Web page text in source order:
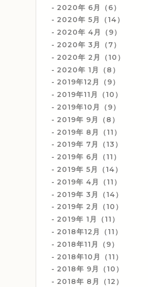
2020年 6月（6）
2020年 5月（14）
2020年 4月（9）
2020年 3月（7）
2020年 2月（10）
2020年 1月（8）
2019年12月（9）
2019年11月（10）
2019年10月（9）
2019年 9月（8）
2019年 8月（11）
2019年 7月（13）
2019年 6月（11）
2019年 5月（14）
2019年 4月（11）
2019年 3月（14）
2019年 2月（10）
2019年 1月（11）
2018年12月（11）
2018年11月（9）
2018年10月（11）
2018年 9月（10）
2018年 8月（12）